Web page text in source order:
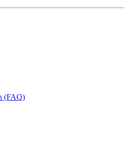
(FAQ)